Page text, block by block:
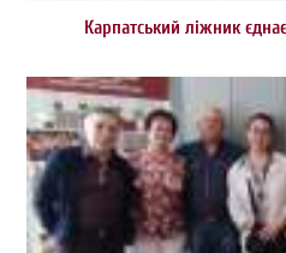
Карпатський ліжник